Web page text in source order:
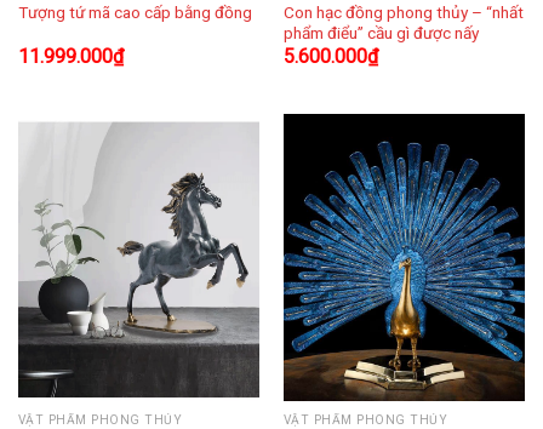
Tượng tứ mã cao cấp bằng đồng
11.999.000₫
Con hạc đồng phong thủy – “nhất
phẩm điểu” cầu gì được nấy
5.600.000₫
VẬT PHẨM PHONG THỦY VẬT PHẨM PHONG THỦY